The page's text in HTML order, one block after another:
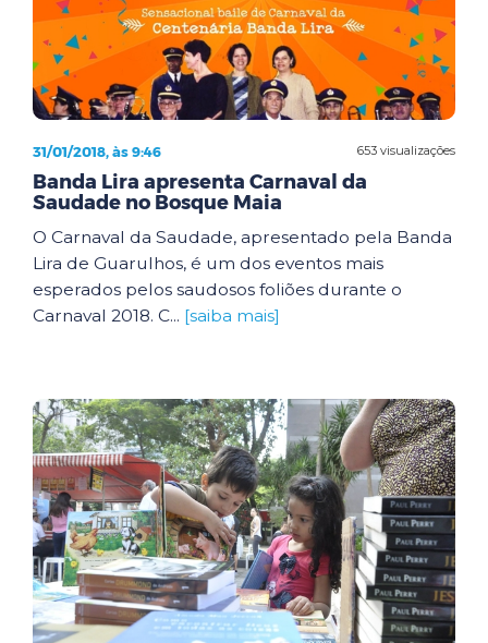
653 visualizações
31/01/2018, às 9:46
Banda Lira apresenta Carnaval da
Saudade no Bosque Maia
O Carnaval da Saudade, apresentado pela Banda
Lira de Guarulhos, é um dos eventos mais
esperados pelos saudosos foliões durante o
Carnaval 2018. C... [saiba mais]